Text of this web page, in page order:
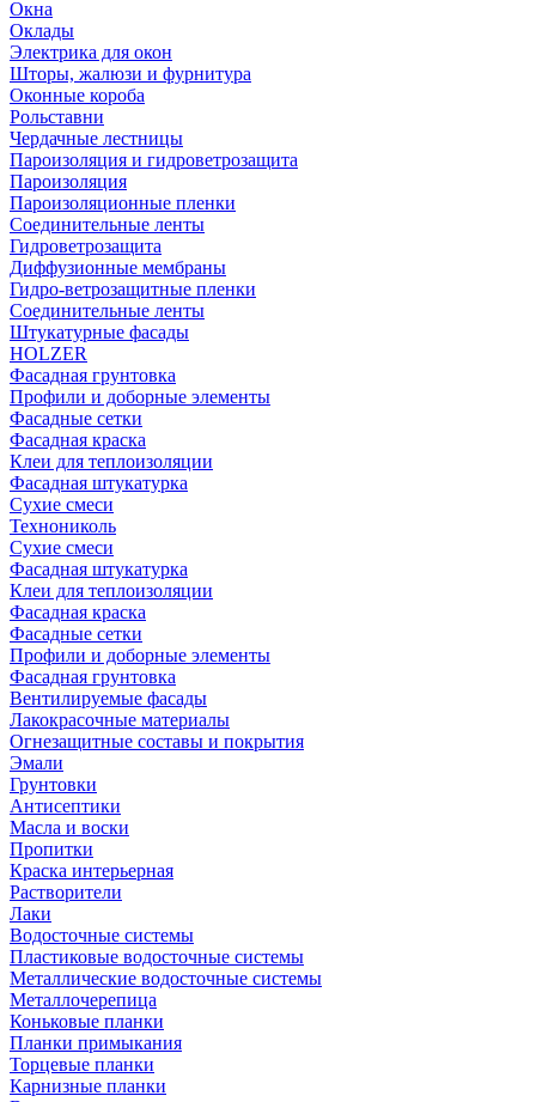
Окна
Оклады
Электрика для окон
Шторы, жалюзи и фурнитура
Оконные короба
Рольставни
Чердачные лестницы
Пароизоляция и гидроветрозащита
Пароизоляция
Пароизоляционные пленки
Соединительные ленты
Гидроветрозащита
Диффузионные мембраны
Гидро-ветрозащитные пленки
Соединительные ленты
Штукатурные фасады
HOLZER
Фасадная грунтовка
Профили и доборные элементы
Фасадные сетки
Фасадная краска
Клеи для теплоизоляции
Фасадная штукатурка
Сухие смеси
Технониколь
Сухие смеси
Фасадная штукатурка
Клеи для теплоизоляции
Фасадная краска
Фасадные сетки
Профили и доборные элементы
Фасадная грунтовка
Вентилируемые фасады
Лакокрасочные материалы
Огнезащитные составы и покрытия
Эмали
Грунтовки
Антисептики
Масла и воски
Пропитки
Краска интерьерная
Растворители
Лаки
Водосточные системы
Пластиковые водосточные системы
Металлические водосточные системы
Металлочерепица
Коньковые планки
Планки примыкания
Торцевые планки
Карнизные планки